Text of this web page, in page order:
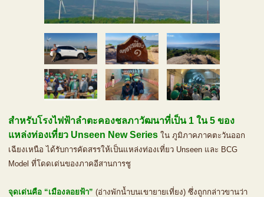
สำหรับโรงไฟฟ้าลำตะคองชลภาวัฒนาที่เป็น 1 ใน 5 ของ
แหล่งท่องเที่ยว Unseen New Series ใน ภูมิภาคภาคตะวันออก
เฉียงเหนือ ได้รับการคัดสรรให้เป็นแหล่งท่องเที่ยว Unseen และ BCG
Model ที่โดดเด่นของภาคอีสานการชู
จุดเด่นคือ “เมืองลอยฟ้า” (อ่างพักน้ำบนเขายายเที่ยง) ซึ่งถูกกล่าวขานว่า